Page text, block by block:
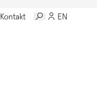
Kontakt EN